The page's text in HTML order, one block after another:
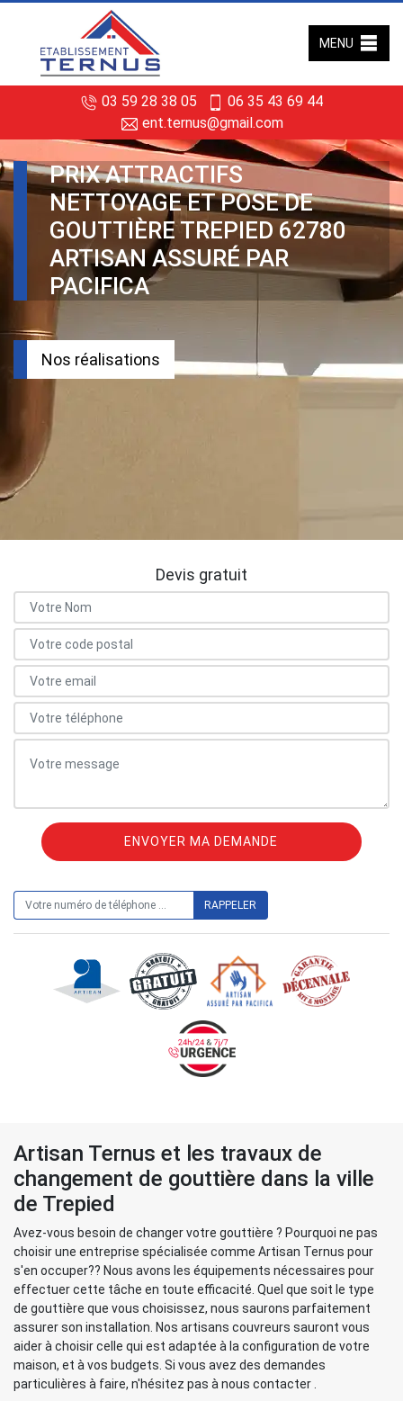
03 59 28 38 05
06 35 43 69 44
ent.ternus@gmail.com
MENU
PRIX ATTRACTIFS
NETTOYAGE ET POSE DE
GOUTTIÈRE TREPIED 62780
ARTISAN ASSURÉ PAR
PACIFICA
Nos réalisations
Devis gratuit
Artisan Ternus et les travaux de
changement de gouttière dans la ville
de Trepied
Avez-vous besoin de changer votre gouttière ? Pourquoi ne pas
choisir une entreprise spécialisée comme Artisan Ternus pour
s'en occuper?? Nous avons les équipements nécessaires pour
effectuer cette tâche en toute efficacité. Quel que soit le type
de gouttière que vous choisissez, nous saurons parfaitement
assurer son installation. Nos artisans couvreurs sauront vous
aider à choisir celle qui est adaptée à la configuration de votre
maison, et à vos budgets. Si vous avez des demandes
particulières à faire, n'hésitez pas à nous contacter .